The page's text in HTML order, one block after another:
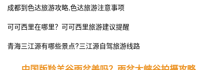
成都到色达旅游攻略,色达旅游注意事项
​可可西里在哪里？可可西里旅游建议提醒
青海三江源有哪些景点?三江源自驾旅游线路